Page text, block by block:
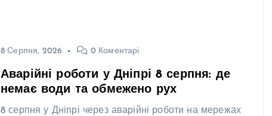
8 Серпня, 2026 0 Коментарі
Аварійні роботи у Дніпрі 8 серпня: де
немає води та обмежено рух
8 серпня у Дніпрі через аварійні роботи на мережах